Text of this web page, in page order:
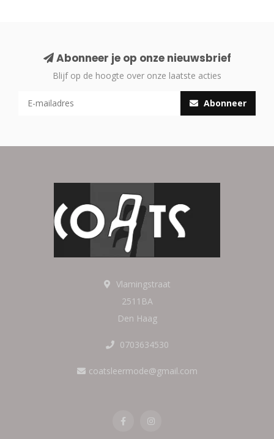
Abonneer je op onze nieuwsbrief
Blijf op de hoogte over onze laatste acties
Abonneer
Vlamingstraat
2511BA
Den Haag
0703634530
coatsleermode@gmail.com